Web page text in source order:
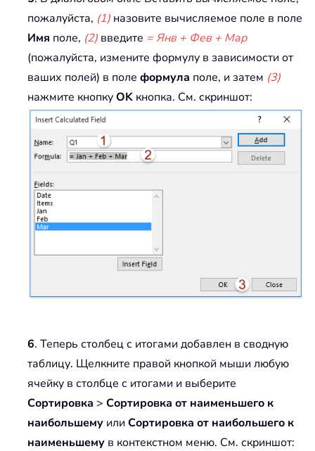
пожалуйста, (1) назовите вычисляемое поле в поле
Имя поле, (2) введите = Янв + Фев + Мар
(пожалуйста, измените формулу в зависимости от
ваших полей) в поле формула поле, и затем (3)
нажмите кнопкуOK кнопка. См. скриншот:
6. Теперь столбец с итогами добавлен в сводную
таблицу. Щелкните правой кнопкой мыши любую
ячейку в столбце с итогами и выберите
Сортировка > Сортировка от наименьшего к
наибольшему или Сортировка от наибольшего к
наименьшему в контекстном меню. См. скриншот: